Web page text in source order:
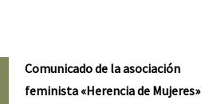
Comunicado de la asociación
feminista «Herencia de Mujeres»